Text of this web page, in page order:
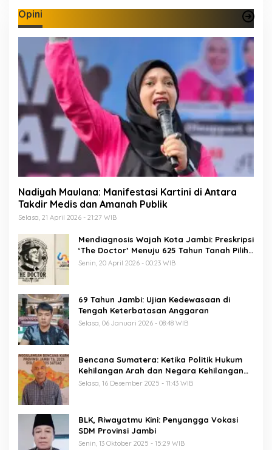
Opini
Nadiyah Maulana: Manifestasi Kartini di Antara
Takdir Medis dan Amanah Publik
Selasa, 21 April 2026 - 21:27 WIB
Mendiagnosis Wajah Kota Jambi: Preskripsi
‘The Doctor’ Menuju 625 Tahun Tanah Pilih
Pusako Batuah
Senin, 20 April 2026 - 00:23 WIB
69 Tahun Jambi: Ujian Kedewasaan di
Tengah Keterbatasan Anggaran
Selasa, 06 Januari 2026 - 08:48 WIB
Bencana Sumatera: Ketika Politik Hukum
Kehilangan Arah dan Negara Kehilangan
Keberanian
Selasa, 16 Desember 2025 - 11:43 WIB
BLK, Riwayatmu Kini: Penyangga Vokasi
SDM Provinsi Jambi
Senin, 13 Oktober 2025 - 15:29 WIB